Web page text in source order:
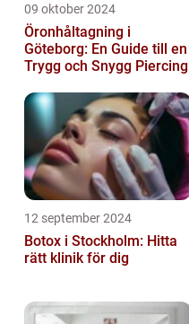
09 oktober 2024
Öronhåltagning i
Göteborg: En Guide till en
Trygg och Snygg Piercing
12 september 2024
Botox i Stockholm: Hitta
rätt klinik för dig